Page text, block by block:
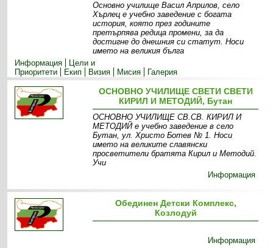
Основно училище Васил Априлов, село
Хърлец е учебно заведение с богата
история, която през годините
претърпява редица промени, за да
достигне до днешния си статут. Носи
името на великия бълга
Информация
Цели и
Приоритети
Екип Визия Мисия Галерия
ОСНОВНО УЧИЛИЩЕ СВЕТИ СВЕТИ
КИРИЛ И МЕТОДИЙ, Бутан
ОСНОВНО УЧИЛИЩЕ СВ.СВ. КИРИЛ И
МЕТОДИЙ е учебно заведение в село
Бутан, ул. Христо Ботев № 1. Носи
името на великите славянски
просветители братята Кирил и Методий.
Учи
Информация
Обeдинен Детски Комплекс,
Козлодуй
Информация